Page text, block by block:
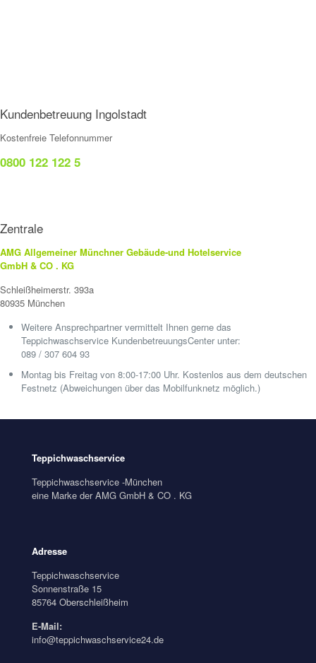
Kundenbetreuung Ingolstadt
Kostenfreie Telefonnummer
0800 122 122 5
Zentrale
AMG Allgemeiner Münchner Gebäude-und Hotelservice
GmbH & CO . KG
Schleißheimerstr. 393a
80935 München
Weitere Ansprechpartner vermittelt Ihnen gerne das
Teppichwaschservice KundenbetreuungsCenter unter:
089 / 307 604 93
Montag bis Freitag von 8:00-17:00 Uhr. Kostenlos aus dem deutschen
Festnetz (Abweichungen über das Mobilfunknetz möglich.)
Teppichwaschservice
Teppichwaschservice -München
eine Marke der AMG GmbH & CO . KG
Adresse
Teppichwaschservice
Sonnenstraße 15
85764 Oberschleißheim
E-Mail:
info@teppichwaschservice24.de